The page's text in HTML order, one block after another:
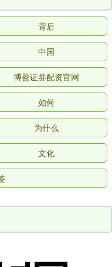
背后
中国
博盈证券配资官网
如何
为什么
文化